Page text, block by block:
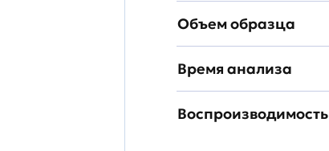
Объем образца
Время анализа
Воспроизводимость